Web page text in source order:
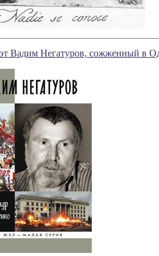
Вадим Негатуров, сожженный в